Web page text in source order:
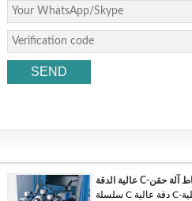
سلسلة C دقة عالية C-إطار آلة حقن المطاط تسهل العملية